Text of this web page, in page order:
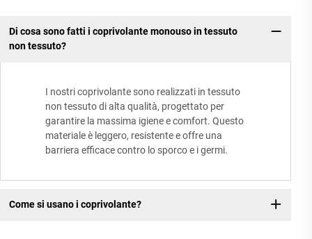
Di cosa sono fatti i coprivolante monouso in tessuto
non tessuto?
I nostri coprivolante sono realizzati in tessuto
non tessuto di alta qualità, progettato per
garantire la massima igiene e comfort. Questo
materiale è leggero, resistente e offre una
barriera efficace contro lo sporco e i germi.
Come si usano i coprivolante?